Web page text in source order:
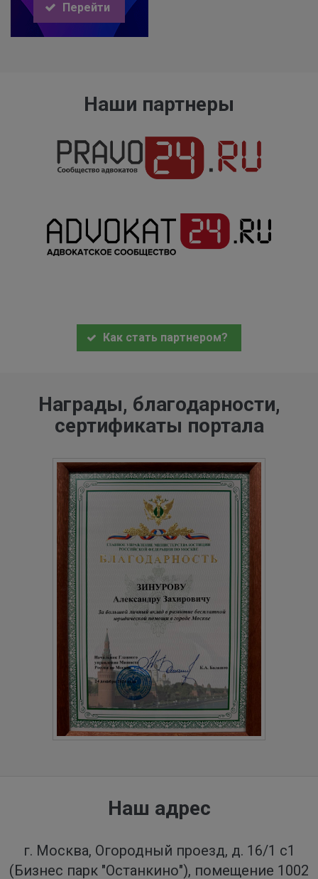
Перейти
Наши партнеры
Как стать партнером?
Награды, благодарности,
сертификаты портала
Наш адрес
г. Москва, Огородный проезд, д. 16/1 с1
(Бизнес парк "Останкино"), помещение 1002